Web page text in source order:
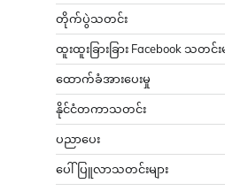
တိုက်ပွဲသတင်း
ထူးထူးခြားခြား Facebook သတင်းမ
ထောက်ခံအားပေးမှု
နိုင်ငံတကာသတင်း
ပညာပေး
ပေါ်ပြူလာသတင်းများ